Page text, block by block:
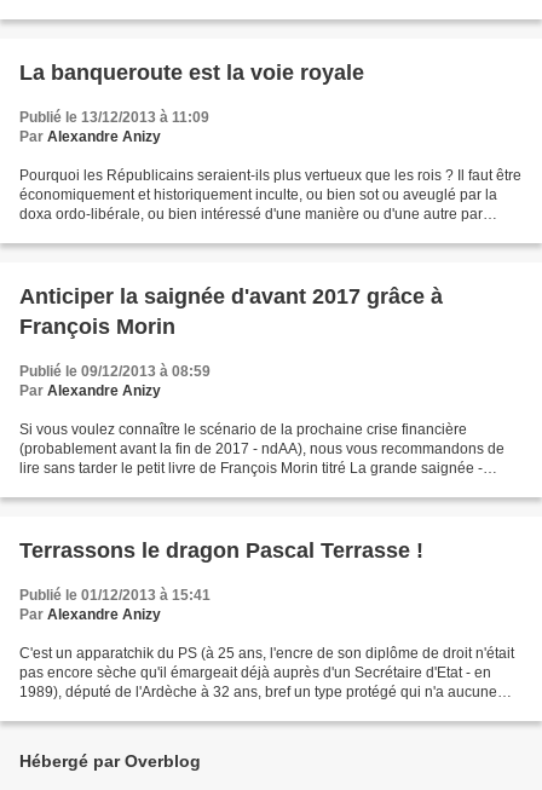
La banqueroute est la voie royale
Publié le 13/12/2013 à 11:09
Par Alexandre Anizy
Pourquoi les Républicains seraient-ils plus vertueux que les rois ? Il faut être
économiquement et historiquement inculte, ou bien sot ou aveuglé par la
doxa ordo-libérale, ou bien intéressé d'une manière ou d'une autre par
Anticiper la saignée d'avant 2017 grâce à
François Morin
Publié le 09/12/2013 à 08:59
Par Alexandre Anizy
Si vous voulez connaître le scénario de la prochaine crise financière
(probablement avant la fin de 2017 - ndAA), nous vous recommandons de
lire sans tarder le petit livre de François Morin titré La grande saignée -
Terrassons le dragon Pascal Terrasse !
Publié le 01/12/2013 à 15:41
Par Alexandre Anizy
C'est un apparatchik du PS (à 25 ans, l'encre de son diplôme de droit n'était
pas encore sèche qu'il émargeait déjà auprès d'un Secrétaire d'Etat - en
1989), député de l'Ardèche à 32 ans, bref un type protégé qui n'a aucune
Hébergé par Overblog